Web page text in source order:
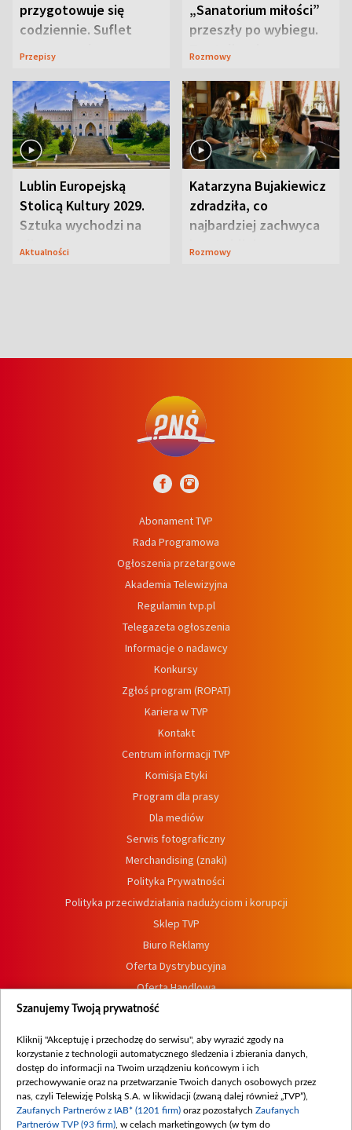
przygotowuje się
codziennie. Suflet
serowy zachwyca
Przepisy
„Sanatorium miłości”
przeszły po wybiegu.
Te stylizacje
Rozmowy
Lublin Europejską
Stolicą Kultury 2029.
Sztuka wychodzi na
ulice
Aktualności
Katarzyna Bujakiewicz
zdradziła, co
najbardziej zachwyca
ją w Lublinie
Rozmowy
Abonament TVP
Rada Programowa
Ogłoszenia przetargowe
Akademia Telewizyjna
Regulamin tvp.pl
Telegazeta ogłoszenia
Informacje o nadawcy
Konkursy
Zgłoś program (ROPAT)
Kariera w TVP
Kontakt
Centrum informacji TVP
Komisja Etyki
Program dla prasy
Dla mediów
Serwis fotograficzny
Merchandising (znaki)
Polityka Prywatności
Polityka przeciwdziałania nadużyciom i korupcji
Sklep TVP
Biuro Reklamy
Oferta Dystrybucyjna
Oferta Handlowa
Dostępność
Procedura zgłoszeń wewnętrznych
Szanujemy Twoją prywatność
Kliknij "Akceptuję i przechodzę do serwisu", aby wyrazić zgody na
korzystanie z technologii automatycznego śledzenia i zbierania danych,
dostęp do informacji na Twoim urządzeniu końcowym i ich
przechowywanie oraz na przetwarzanie Twoich danych osobowych przez
nas, czyli Telewizję Polską S.A. w likwidacji (zwaną dalej również „TVP”),
Zaufanych Partnerów z IAB* (1201 firm) oraz pozostałych Zaufanych
Partnerów TVP (93 firm) , w celach marketingowych (w tym do